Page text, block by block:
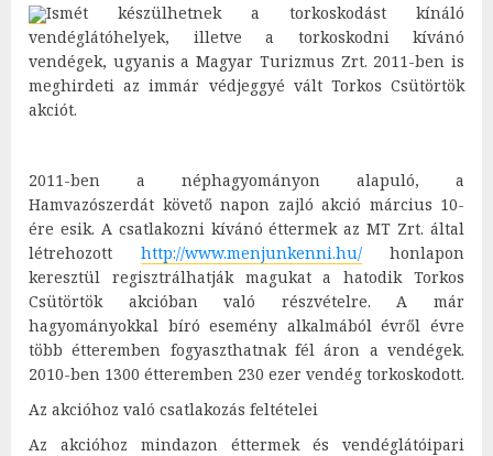
Ismét készülhetnek a torkoskodást kínáló
vendéglátóhelyek, illetve a torkoskodni kívánó
vendégek, ugyanis a Magyar Turizmus Zrt. 2011-ben is
meghirdeti az immár védjeggyé vált Torkos Csütörtök
akciót.
2011-ben a néphagyományon alapuló, a
Hamvazószerdát követő napon zajló akció március 10-
ére esik. A csatlakozni kívánó éttermek az MT Zrt. által
létrehozott http://www.menjunkenni.hu/honlapon
keresztül regisztrálhatják magukat a hatodik Torkos
Csütörtök akcióban való részvételre. A már
hagyományokkal bíró esemény alkalmából évről évre
több étteremben fogyaszthatnak fél áron a vendégek.
2010-ben 1300 étteremben 230 ezer vendég torkoskodott.
Az akcióhoz való csatlakozás feltételei
Az akcióhoz mindazon éttermek és vendéglátóipari